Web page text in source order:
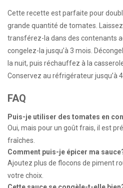
Cette recette est parfaite pour
grande quantité de tomates.
transférez-la dans des contenants
congelez-la jusqu’à 3 mois.
la nuit, puis réchauffez à la
Conservez au réfrigérateur jusqu’à 4
FAQ
Puis-je utiliser des tomates en
Oui, mais pour un goût frais, il est
fraîches.
Comment puis-je épicer ma
Ajoutez plus de flocons de piment
votre choix.